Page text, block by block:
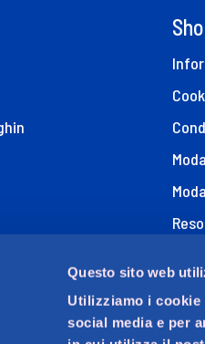
Questo sito web
Utilizziamo i
social media e per
Reso